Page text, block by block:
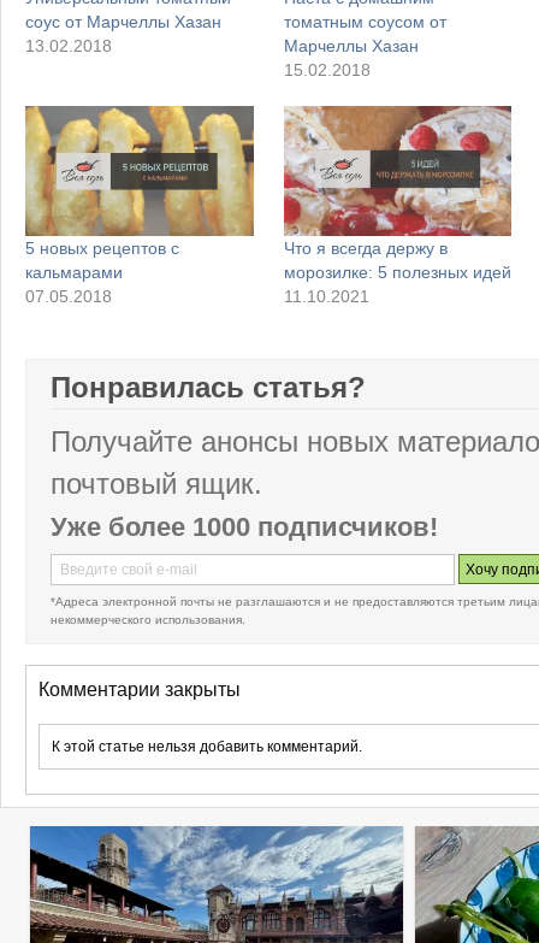
соус от Марчеллы Хазан
13.02.2018
томатным соусом от
Марчеллы Хазан
15.02.2018
5 новых рецептов с
кальмарами
07.05.2018
Что я всегда держу в
морозилке: 5 полезных идей
11.10.2021
Понравилась статья?
Получайте анонсы новых
почтовый ящик.
Уже более 1000 подписчиков!
*Адреса электронной почты не разглашаются и не предоставляются третьим
некоммерческого использования.
Комментарии закрыты
К этой статье нельзя добавить комментарий.